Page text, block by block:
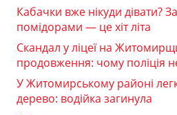
Кабачки вже нікуди дівати?
помідорами — це хіт літа
Скандал у ліцеї на
продовження: чому поліція
У Житомирському районі
дерево: водійка загинула